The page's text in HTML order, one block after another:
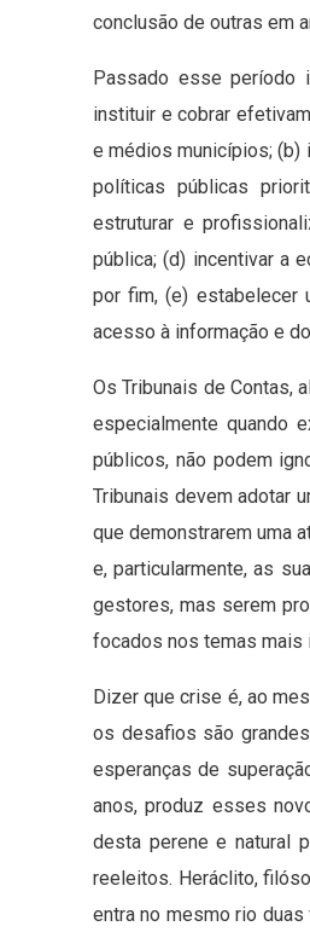
conclusão de outras em
Passado esse período
instituir e cobrar
e médios municípios; (b)
políticas públicas
estruturar e
pública; (d) incentivar a
por fim, (e) estabelecer
acesso à informação e
Os Tribunais de Contas,
especialmente quando
públicos, não podem
Tribunais devem adotar
que demonstrarem uma
e, particularmente, as
gestores, mas serem
focados nos temas mais
Dizer que crise é, ao
os desafios são
esperanças de
anos, produz esses
desta perene e natural
reeleitos. Heráclito,
entra no mesmo rio